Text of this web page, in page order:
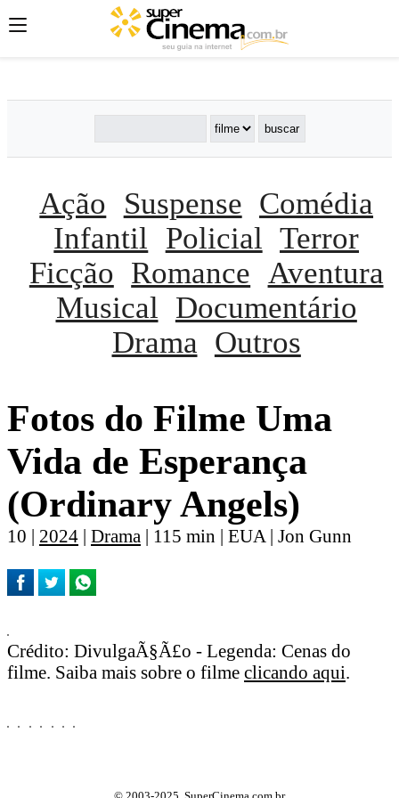
';';
Ação Suspense Comédia
Infantil
Policial Terror
Ficção Romance Aventura
Musical
Documentário
Drama Outros
Fotos do Filme Uma
Vida de Esperança
(Ordinary Angels)
10 | 2024 | Drama | 115 min | EUA | Jon Gunn
Crédito: DivulgaÃ§Ã£o - Legenda: Cenas do
filme. Saiba mais sobre o filme clicando aqui.